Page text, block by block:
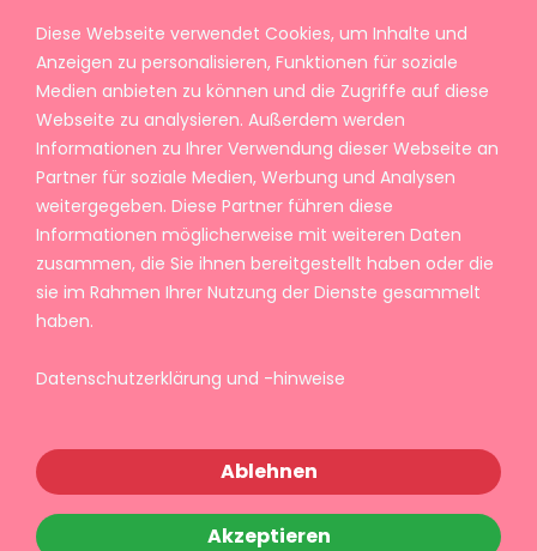
Diese Webseite verwendet Cookies, um Inhalte und
Anzeigen zu personalisieren, Funktionen für soziale
Medien anbieten zu können und die Zugriffe auf diese
Webseite zu analysieren. Außerdem werden
Informationen zu Ihrer Verwendung dieser Webseite an
Partner für soziale Medien, Werbung und Analysen
weitergegeben. Diese Partner führen diese
Informationen möglicherweise mit weiteren Daten
zusammen, die Sie ihnen bereitgestellt haben oder die
sie im Rahmen Ihrer Nutzung der Dienste gesammelt
haben.
Datenschutzerklärung und -hinweise
Ablehnen
Akzeptieren